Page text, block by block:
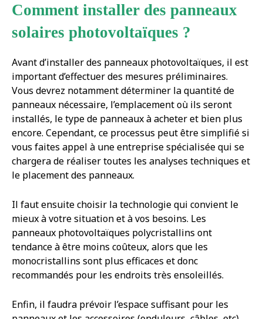
Comment installer des panneaux
solaires photovoltaïques ?
Avant d’installer des panneaux photovoltaïques, il est
important d’effectuer des mesures préliminaires.
Vous devrez notamment déterminer la quantité de
panneaux nécessaire, l’emplacement où ils seront
installés, le type de panneaux à acheter et bien plus
encore. Cependant, ce processus peut être simplifié si
vous faites appel à une entreprise spécialisée qui se
chargera de réaliser toutes les analyses techniques et
le placement des panneaux.
Il faut ensuite choisir la technologie qui convient le
mieux à votre situation et à vos besoins. Les
panneaux photovoltaïques polycristallins ont
tendance à être moins coûteux, alors que les
monocristallins sont plus efficaces et donc
recommandés pour les endroits très ensoleillés.
Enfin, il faudra prévoir l’espace suffisant pour les